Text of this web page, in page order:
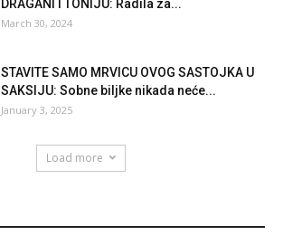
DRAGANI I TONIJU: Radila za...
March 30, 2024
STAVITE SAMO MRVICU OVOG SASTOJKA U
SAKSIJU: Sobne biljke nikada neće...
January 3, 2025
Load more